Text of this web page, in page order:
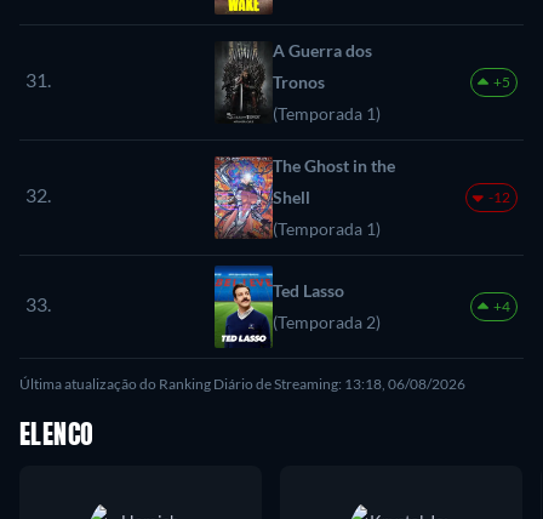
31.
A Guerra dos
Tronos
(Temporada 1)
+5
32.
The Ghost in the
Shell
(Temporada 1)
-12
33.
Ted Lasso
(Temporada 2)
+4
Última atualização do Ranking Diário de Streaming: 13:18, 06/08/2026
ELENCO